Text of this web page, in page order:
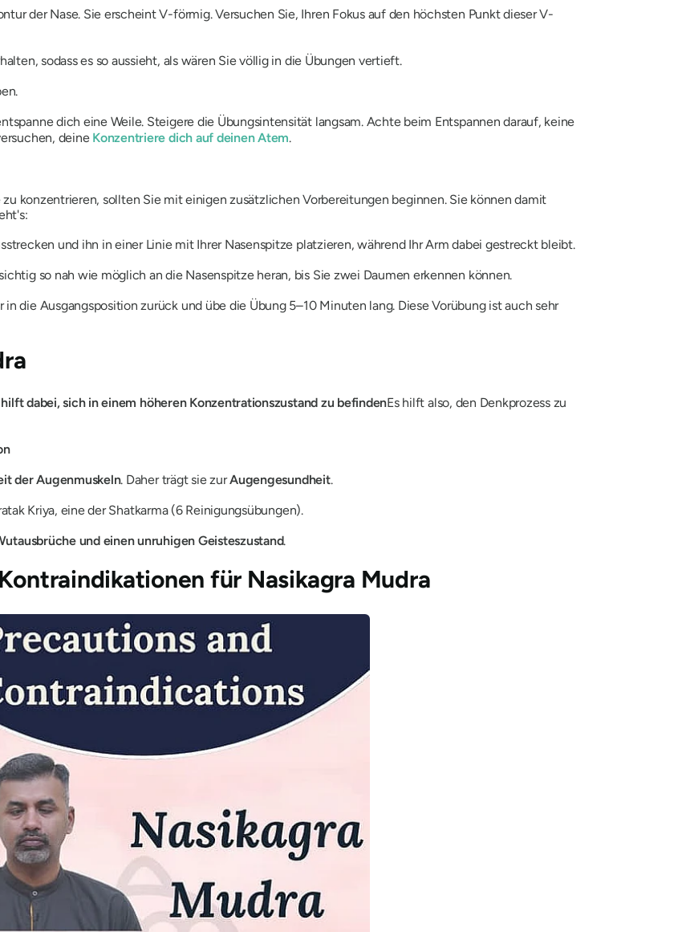
der Nase. Sie erscheint V-förmig. Versuchen Sie, Ihren Fokus auf den höchsten Punkt dieser V-
sodass es so aussieht, als wären Sie völlig in die Übungen vertieft.
dich eine Weile. Steigere die Übungsintensität langsam. Achte beim Entspannen darauf, keine
deine Konzentriere dich auf deinen Atem.
konzentrieren, sollten Sie mit einigen zusätzlichen Vorbereitungen beginnen. Sie können damit
und ihn in einer Linie mit Ihrer Nasenspitze platzieren, während Ihr Arm dabei gestreckt bleibt.
so nah wie möglich an die Nasenspitze heran, bis Sie zwei Daumen erkennen können.
die Ausgangsposition zurück und übe die Übung 5–10 Minuten lang. Diese Vorübung ist auch sehr
hilft dabei, sich in einem höheren Konzentrationszustand zu befindenEs hilft also, den Denkprozess zu
der Augenmuskeln. Daher trägt sie zurAugengesundheit.
Kriya, eine derShatkarma(6 Reinigungsübungen).
und einen unruhigen Geisteszustand.
für Nasikagra Mudra